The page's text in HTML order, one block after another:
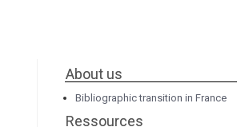
About us
Bibliographic transition in France
Ressources